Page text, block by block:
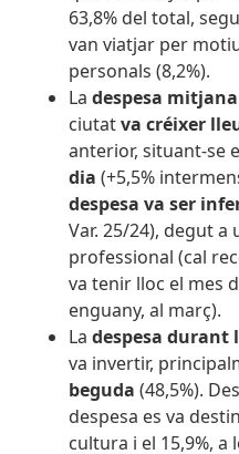
63,8% del total,
van viatjar per
personals (8,2%).
Ladespesa
ciutatva créixer
anterior, situant-se
dia(+5,5%
despesa va ser
Var. 25/24), degut
professional (cal
va tenir lloc el mes
enguany, al març).
Ladespesa durant
va invertir,
beguda (48,5%).
despesa es va
cultura i el 15,9%, a